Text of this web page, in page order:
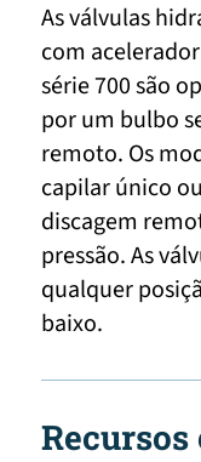
As válvulas
com
série 700 são
por um bulbo
remoto. Os
capilar único
discagem
pressão. As
qualquer
baixo.